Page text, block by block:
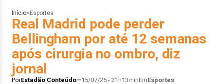
Início> Esportes
Real Madrid pode perder
Bellingham por até 12 semanas
após cirurgia no ombro, diz
jornal
PorEstadão Conteúdo 15/07/25 - 21h13minEmEsportes